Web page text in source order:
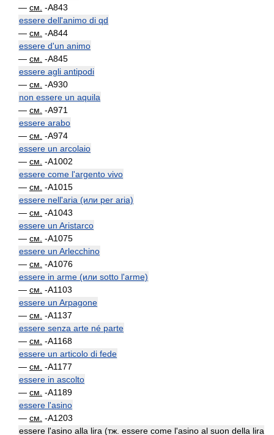
— см. -A843
essere dell'animo di qd
— см. -A844
essere d'un animo
— см. -A845
essere agli antipodi
— см. -A930
non essere un aquila
— см. -A971
essere arabo
— см. -A974
essere un arcolaio
— см. -A1002
essere come l'argento vivo
— см. -A1015
essere nell'aria (или per aria)
— см. -A1043
essere un Aristarco
— см. -A1075
essere un Arlecchino
— см. -A1076
essere in arme (или sotto l'arme)
— см. -A1103
essere un Arpagone
— см. -A1137
essere senza arte né parte
— см. -A1168
essere un articolo di fede
— см. -A1177
essere in ascolto
— см. -A1189
essere l'asino
— см. -A1203
essere l'asino alla lira (тж. essere come l'asino al suon della lira